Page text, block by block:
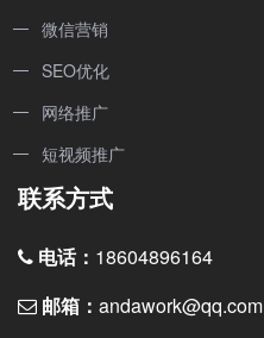
微信营销
SEO优化
网络推广
短视频推广
联系方式
电话： 18604896164
邮箱： andawork@qq.com